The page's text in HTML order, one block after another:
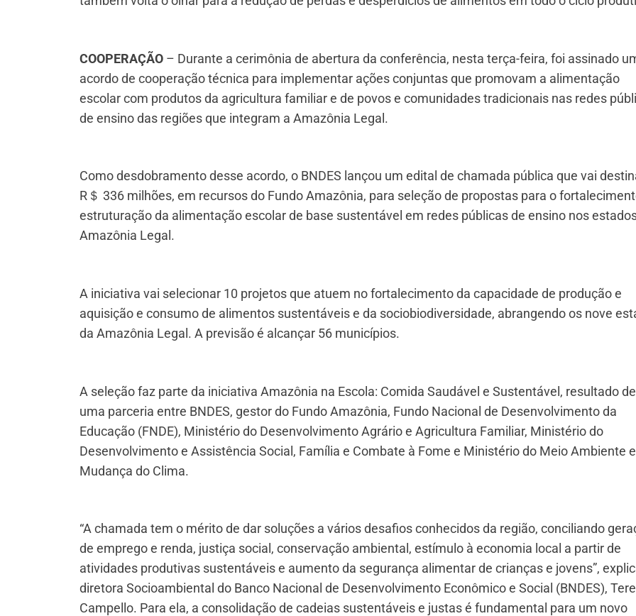
COOPERAÇÃO – Durante a cerimônia de abertura da conferência, nesta terça-feira, foi assinado
acordo de cooperação técnica para implementar ações conjuntas que promovam a alimentação
escolar com produtos da agricultura familiar e de povos e comunidades tradicionais nas redes
de ensino das regiões que integram a Amazônia Legal.
Como desdobramento desse acordo, o BNDES lançou um edital de chamada pública que vai
R＄ 336 milhões, em recursos do Fundo Amazônia, para seleção de propostas para o
estruturação da alimentação escolar de base sustentável em redes públicas de ensino nos
Amazônia Legal.
A iniciativa vai selecionar 10 projetos que atuem no fortalecimento da capacidade de produção e
aquisição e consumo de alimentos sustentáveis e da sociobiodiversidade, abrangendo os nove
da Amazônia Legal. A previsão é alcançar 56 municípios.
A seleção faz parte da iniciativa Amazônia na Escola: Comida Saudável e Sustentável, resultado de
uma parceria entre BNDES, gestor do Fundo Amazônia, Fundo Nacional de Desenvolvimento da
Educação (FNDE), Ministério do Desenvolvimento Agrário e Agricultura Familiar, Ministério do
Desenvolvimento e Assistência Social, Família e Combate à Fome e Ministério do Meio Ambiente e
Mudança do Clima.
“A chamada tem o mérito de dar soluções a vários desafios conhecidos da região, conciliando
de emprego e renda, justiça social, conservação ambiental, estímulo à economia local a partir de
atividades produtivas sustentáveis e aumento da segurança alimentar de crianças e jovens”,
diretora Socioambiental do Banco Nacional de Desenvolvimento Econômico e Social (BNDES),
Campello. Para ela, a consolidação de cadeias sustentáveis e justas é fundamental para um novo